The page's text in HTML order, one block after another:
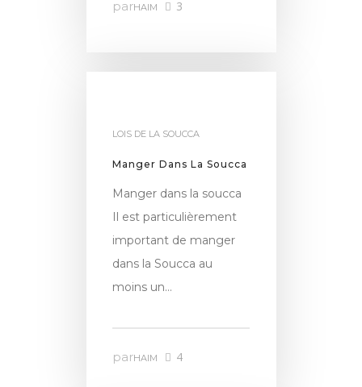
parHAIM 3
LOIS DE LA SOUCCA
Manger Dans La Soucca
Manger dans la soucca
Il est particulièrement
important de manger
dans la Soucca au
moins un…
parHAIM 4